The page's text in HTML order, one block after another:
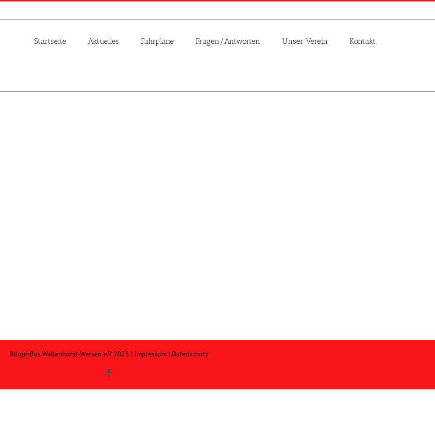
Startseite Aktuelles Fahrpläne Fragen/Antworten Unser Verein Kontakt
BürgerBus Wallenhorst-Wersen e.V 2023 | Impressum| Datenschutz